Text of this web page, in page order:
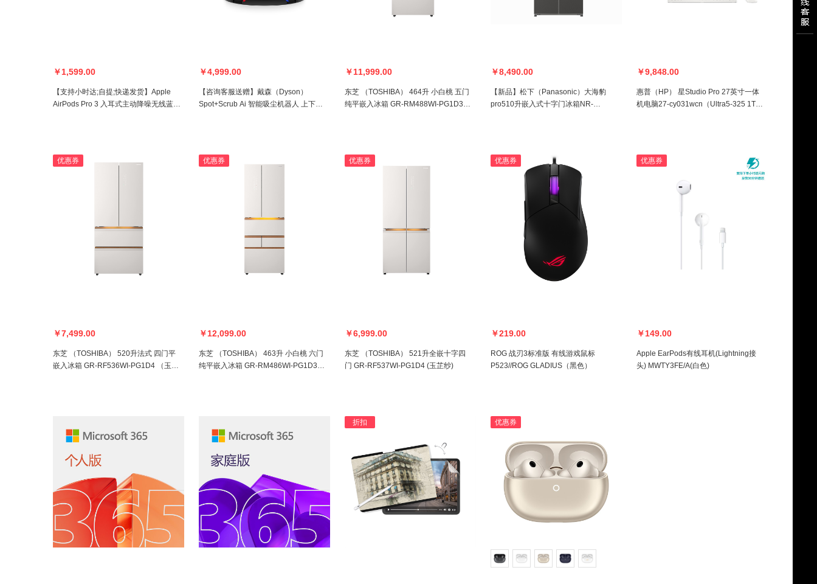
￥1,599.00
【支持小时达;自提;快递发货】Apple
AirPods Pro 3 入耳式主动降噪无线蓝牙
￥4,999.00
【咨询客服送赠】戴森（Dyson）
Spot+Scrub Ai 智能吸尘机器人 上下水
￥11,999.00
东芝 （TOSHIBA） 464升 小白桃 五门
纯平嵌入冰箱 GR-RM488WI-PG1D3
￥8,490.00
【新品】松下（Panasonic）大海豹
pro510升嵌入式十字门冰箱NR-
￥9,848.00
惠普（HP） 星Studio Pro 27英寸一体
机电脑27-cy031wcn（Ultra5-325 1TB
优惠券
￥7,499.00
东芝 （TOSHIBA） 520升法式 四门平
嵌入冰箱 GR-RF536WI-PG1D4 （玉芷
优惠券
￥12,099.00
东芝 （TOSHIBA） 463升 小白桃 六门
纯平嵌入冰箱 GR-RM486WI-PG1D3
优惠券
￥6,999.00
东芝 （TOSHIBA） 521升全嵌十字四
门 GR-RF537WI-PG1D4 (玉芷纱)
优惠券
￥219.00
ROG 战刃3标准版 有线游戏鼠标
P523//ROG GLADIUS（黑色）
优惠券
￥149.00
Apple EarPods有线耳机(Lightning接
头) MWTY3FE/A(白色)
折扣 优惠券